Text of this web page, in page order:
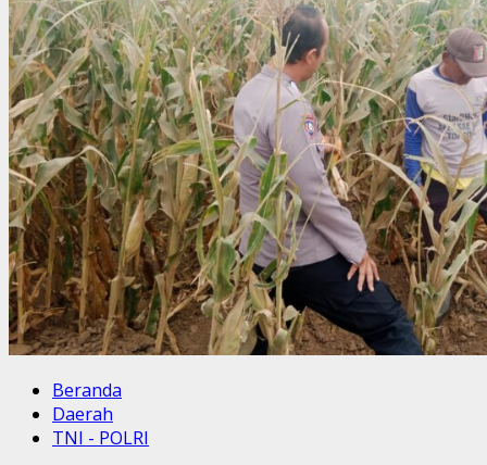
Beranda
Daerah
TNI - POLRI